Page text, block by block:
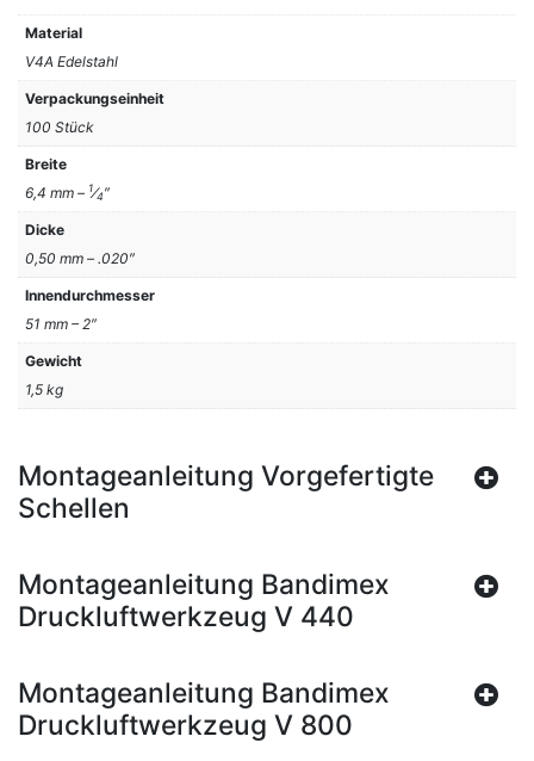
Material
V4A Edelstahl
Verpackungseinheit
100 Stück
Breite
6,4 mm – 1⁄4″
Dicke
0,50 mm – .020″
Innendurchmesser
51 mm – 2″
Gewicht
1,5 kg
Montageanleitung Vorgefertigte
Schellen
Montageanleitung Bandimex
Druckluftwerkzeug V 440
Montageanleitung Bandimex
Druckluftwerkzeug V 800